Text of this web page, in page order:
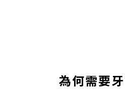
為何需要